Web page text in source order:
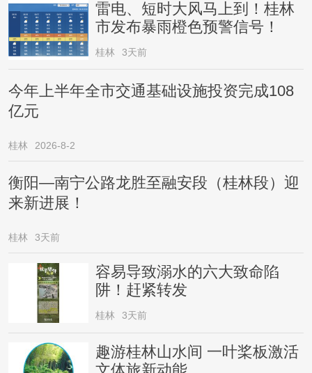
雷电、短时大风马上到！桂林
市发布暴雨橙色预警信号！
桂林 3天前
今年上半年全市交通基础设施投资完成108
亿元
桂林 2026-8-2
衡阳—南宁公路龙胜至融安段（桂林段）迎
来新进展！
桂林 3天前
容易导致溺水的六大致命陷
阱！赶紧转发
桂林 3天前
趣游桂林山水间 一叶桨板激活